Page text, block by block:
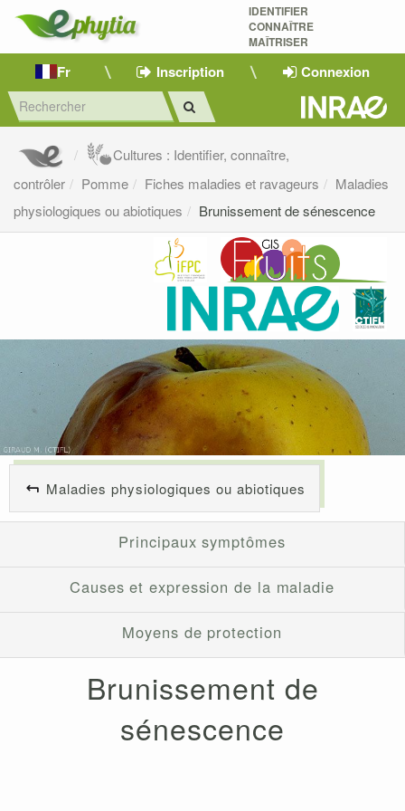
IDENTIFIER
CONNAÎTRE
MAÎTRISER
Fr Inscription Connexion
Cultures : Identifier, connaître,
contrôler
Pomme Fiches maladies et ravageurs
Maladies
physiologiques ou abiotiques
Brunissement de sénescence
Maladies physiologiques ou abiotiques
Principaux symptômes
Causes et expression de la maladie
Moyens de protection
Brunissement de
sénescence